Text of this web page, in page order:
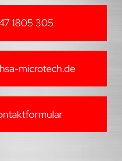
1805 305
microtech.de